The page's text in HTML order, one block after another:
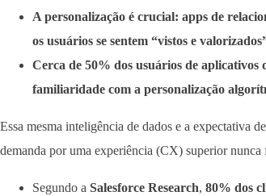
A personalização é crucial: apps de
os usuários se sentem “vistos e
Cerca de 50% dos usuários de aplicativos
familiaridade com a personalização
Essa mesma inteligência de dados e a expectativa
demanda por uma experiência (CX) superior nunca
Segundo a Salesforce Research, 80% dos